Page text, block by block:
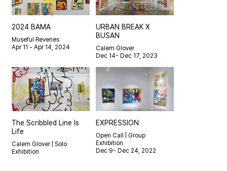
2024 BAMA
Museful Reveries
Apr 11 - Apr 14, 2024
URBAN BREAK X
BUSAN
Calem Glover
Dec 14- Dec 17, 2023
The Scribbled Line Is
Life
Calem Glover | Solo
Exhibition
EXPRESSION
Open Call | Group
Exhibition
Dec 9- Dec 24, 2022